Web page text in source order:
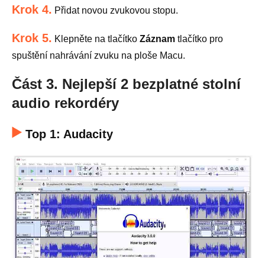
Krok 4. Přidat novou zvukovou stopu.
Krok 5. Klepněte na tlačítko Záznam tlačítko pro
spuštění nahrávání zvuku na ploše Macu.
Část 3. Nejlepší 2 bezplatné stolní
audio rekordéry
Top 1: Audacity